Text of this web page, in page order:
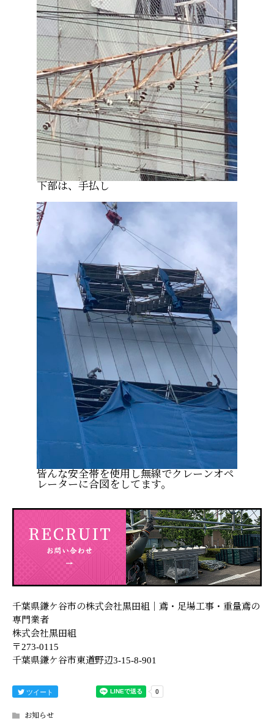
下部は、手払し
皆んな安全帯を使用し無線でクレーンオペ
レーターに合図をしてます。
千葉県鎌ケ谷市の株式会社黒田組｜鳶・足場工事・重量鳶の
専門業者
株式会社黒田組
〒273-0115
千葉県鎌ケ谷市東道野辺3-15-8-901
ツイート
お知らせ